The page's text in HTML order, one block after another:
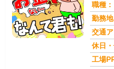
職種：
勤務地
交通ア
休日・
工場